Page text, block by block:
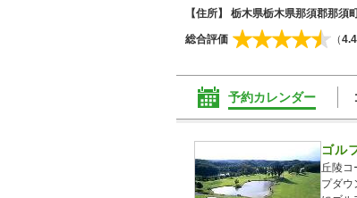
【住所】 栃木県栃木県那須郡那須
総合評価 （4.4
予約カレンダー
ゴル
丘陵
プダウ